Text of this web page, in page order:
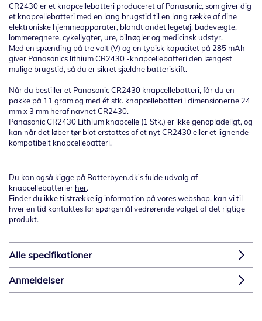
CR2430 er et knapcellebatteri produceret af Panasonic, som giver dig
et knapcellebatteri med en lang brugstid til en lang række af dine
elektroniske hjemmeapparater, blandt andet legetøj, badevægte,
lommeregnere, cykellygter, ure, bilnøgler og medicinsk udstyr.
Med en spænding på tre volt (V) og en typisk kapacitet på 285 mAh
giver Panasonics lithium CR2430 -knapcellebatteri den længest
mulige brugstid, så du er sikret sjældne batteriskift.
Når du bestiller et Panasonic CR2430 knapcellebatteri, får du en
pakke på 11 gram og med ét stk. knapcellebatteri i dimensionerne 24
mm x 3 mm heraf navnet CR2430.
Panasonic CR2430 Lithium knapcelle (1 Stk.) er ikke genopladeligt, og
kan når det løber tør blot erstattes af et nyt CR2430 eller et lignende
kompatibelt knapcellebatteri.
Du kan også kigge på Batterbyen.dk's fulde udvalg af
knapcellebatterier her.
Finder du ikke tilstrækkelig information på vores webshop, kan vi til
hver en tid kontaktes for spørgsmål vedrørende valget af det rigtige
produkt.
Alle specifikationer
Anmeldelser